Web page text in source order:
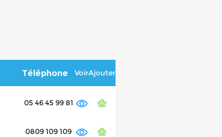
Téléphone VoirAjouter
05 46 45 99 81
0809 109 109